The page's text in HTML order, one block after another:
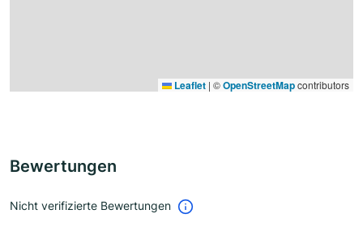
Leaflet | ©OpenStreetMapcontributors
Bewertungen
Nicht verifizierte Bewertungen